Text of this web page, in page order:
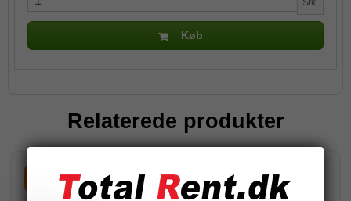
Stk.
Køb
Relaterede produkter
-60% -75%